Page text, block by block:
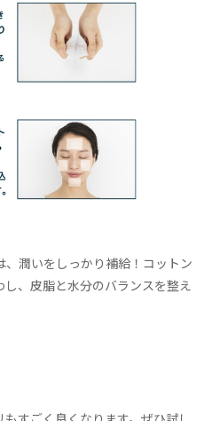
潤いをしっかり補給！コットン
、皮脂と水分のバランスを整え